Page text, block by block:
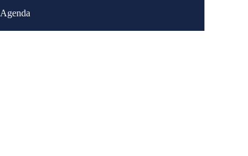
Agenda